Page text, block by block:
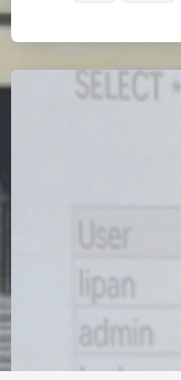
夜间模式